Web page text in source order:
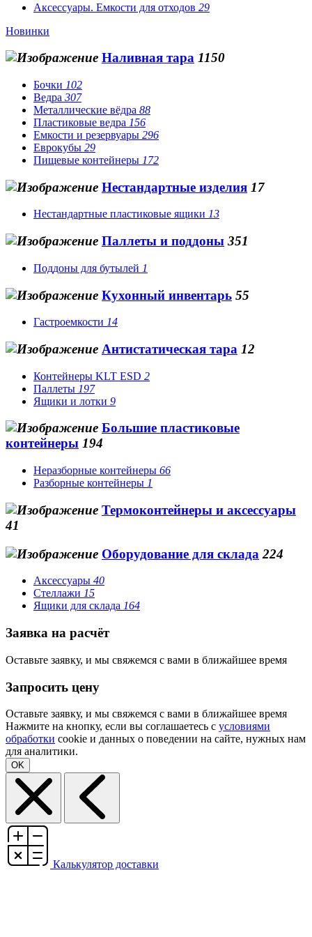
Аксессуары. Емкости для отходов 29
Новинки
Наливная тара 1150
Бочки 102
Ведра 307
Металлические вёдра 88
Пластиковые ведра 156
Емкости и резервуары 296
Еврокубы 29
Пищевые контейнеры 172
Нестандартные изделия 17
Нестандартные пластиковые ящики 13
Паллеты и поддоны 351
Поддоны для бутылей 1
Кухонный инвентарь 55
Гастроемкости 14
Антистатическая тара 12
Контейнеры KLT ESD 2
Паллеты 197
Ящики и лотки 9
Большие пластиковые
контейнеры 194
Неразборные контейнеры 66
Разборные контейнеры 1
Термоконтейнеры и аксессуары
41
Оборудование для склада 224
Аксессуары 40
Стеллажи 15
Ящики для склада 164
Заявка на расчёт
Оставьте заявку, и мы свяжемся с вами в ближайшее время
Запросить цену
Оставьте заявку, и мы свяжемся с вами в ближайшее время
Нажмите на кнопку, если вы соглашаетесь с условиями
обработки cookie и данных о поведении на сайте, нужных нам
для аналитики.
OK
Калькулятор доставки